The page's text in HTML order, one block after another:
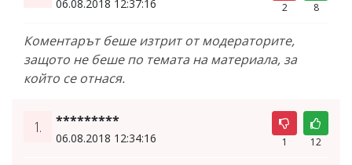
06.08.2018 12:37:16 2 8
Коментарът беше изтрит от модераторите,
защото не беше по темата на материала, за
който се отнася.
1. *********
06.08.2018 12:34:16 1 12